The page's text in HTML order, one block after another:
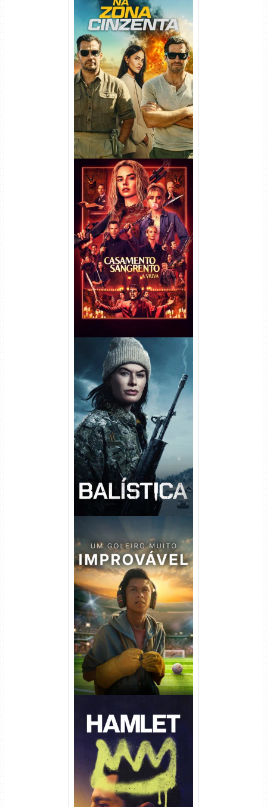
Na Zona Cinzenta Torrent
(2026) WEB-DL 1080p/4K
Dual Áudio
Casamento Sangrento: A
Viúva Torrent (2026) WEB-DL
720p/1080p/4K Dual Áudio
Balística Torrent (2025) WEB-
DL 1080p Dual Áudio
Um Goleiro Muito Improvável
Torrent (2026) WEB-DL 1080p
Dual Áudio
Hamlet Torrent (2026) WEB-
DL 1080p Dual Áudio